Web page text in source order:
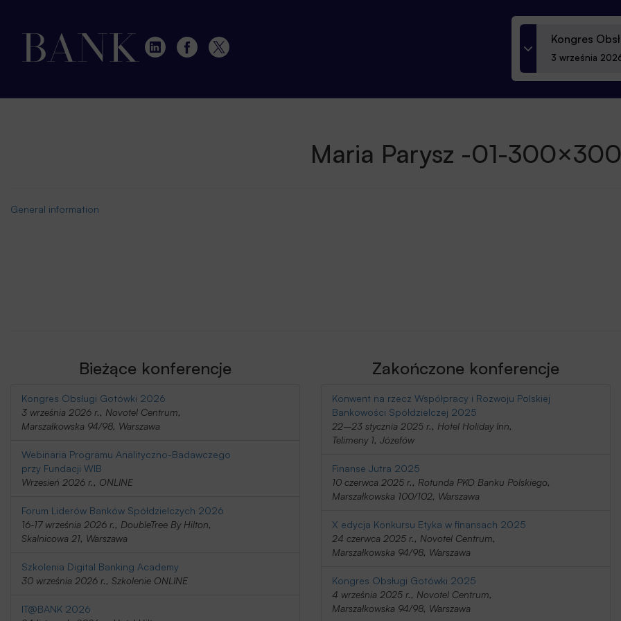
Kongres
3 września
Maria Parysz -01-300×300
General information
Bieżące konferencje
Kongres Obsługi Gotówki 2026
3 września 2026 r., Novotel Centrum,
Marszałkowska 94/98, Warszawa
Webinaria Programu Analityczno-Badawczego
przy Fundacji WIB
Wrzesień 2026 r., ONLINE
Forum Liderów Banków Spółdzielczych 2026
16-17 września 2026 r., DoubleTree By Hilton,
Skalnicowa 21, Warszawa
Szkolenia Digital Banking Academy
30 września 2026 r., Szkolenie ONLINE
IT@BANK 2026
Zakończone konferencje
Konwent na rzecz Współpracy i Rozwoju Polskiej
Bankowości Spółdzielczej 2025
22–23 stycznia 2025 r., Hotel Holiday Inn,
Telimeny 1, Józefów
Finanse Jutra 2025
10 czerwca 2025 r., Rotunda PKO Banku Polskiego,
Marszałkowska 100/102, Warszawa
X edycja Konkursu Etyka w finansach 2025
24 czerwca 2025 r., Novotel Centrum,
Marszałkowska 94/98, Warszawa
Kongres Obsługi Gotówki 2025
4 września 2025 r., Novotel Centrum,
Marszałkowska 94/98, Warszawa